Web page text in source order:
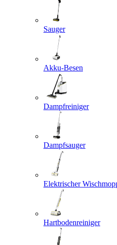
Sauger
Akku-Besen
Dampfreiniger
Dampfsauger
Elektrischer
Hartbodenreiniger